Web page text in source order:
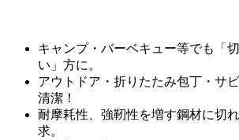
キャンプ・バーベキュー等でも「
い」方に。
アウトドア・折りたたみ包丁・サ
清潔！
耐摩耗性、強靭性を増す鋼材に切
求。